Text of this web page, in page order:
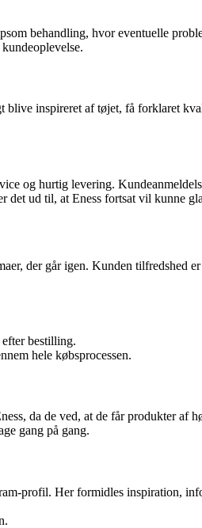
behandling, hvor eventuelle
inspireret af tøjet, få forklaret
og hurtig levering.
ud til, at Eness fortsat vil kunne
der går igen. Kunden tilfredshed
bestilling.
hele købsprocessen.
da de ved, at de får produkter af
gang på gang.
profil. Her formidles inspiration,